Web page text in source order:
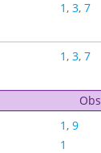
1, 3, 7
1, 3, 7
1, 9
1